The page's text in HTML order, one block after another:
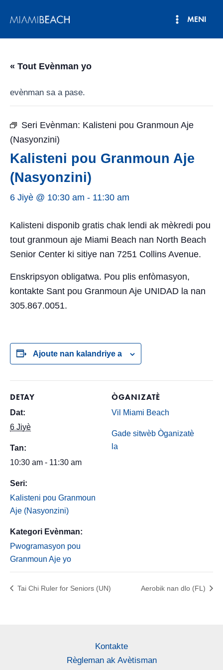
nan
MENI
« Tout Evènman yo
evènman sa a pase.
Seri Evènman: Kalisteni pou Granmoun Aje
(Nasyonzini)
Kalisteni pou Granmoun Aje
(Nasyonzini)
6 Jiyè @ 10:30 am - 11:30 am
Kalisteni disponib gratis chak lendi ak mèkredi pou
tout granmoun aje Miami Beach nan North Beach
Senior Center ki sitiye nan 7251 Collins Avenue.
Enskripsyon obligatwa. Pou plis enfòmasyon,
kontakte Sant pou Granmoun Aje UNIDAD la nan
305.867.0051.
Ajoute nan kalandriye a
DETAY
Dat:
6 Jiyè
Tan:
10:30 am - 11:30 am
Seri:
Kalisteni pou Granmoun
Aje (Nasyonzini)
Kategori Evènman:
Pwogramasyon pou
Granmoun Aje yo
ÒGANIZATÈ
Vil Miami Beach
Gade sitwèb Òganizatè
la
Tai Chi Ruler for Seniors (UN) Aerobik nan dlo (FL)
Kontakte
Règleman ak Avètisman